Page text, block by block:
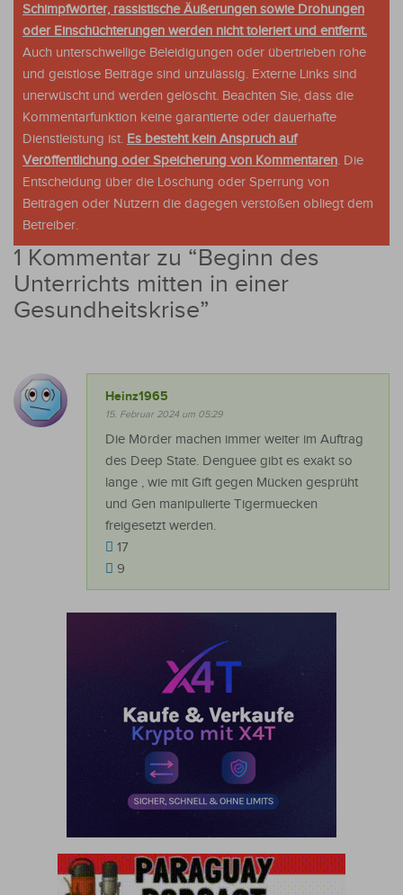
Schimpfwörter, rassistische Äußerungen sowie Drohungen
oder Einschüchterungen werden nicht toleriert und entfernt.
Auch unterschwellige Beleidigungen oder übertrieben rohe
und geistlose Beiträge sind unzulässig. Externe Links sind
unerwüscht und werden gelöscht. Beachten Sie, dass die
Kommentarfunktion keine garantierte oder dauerhafte
Dienstleistung ist. Es besteht kein Anspruch auf
Veröffentlichung oder Speicherung von Kommentaren. Die
Entscheidung über die Löschung oder Sperrung von
Beiträgen oder Nutzern die dagegen verstoßen obliegt dem
Betreiber.
1 Kommentar zu “Beginn des
Unterrichts mitten in einer
Gesundheitskrise”
Heinz1965
15. Februar 2024 um 05:29
Die Mörder machen immer weiter im Auftrag
des Deep State. Denguee gibt es exakt so
lange , wie mit Gift gegen Mücken gesprüht
und Gen manipulierte Tigermuecken
freigesetzt werden.
17
9